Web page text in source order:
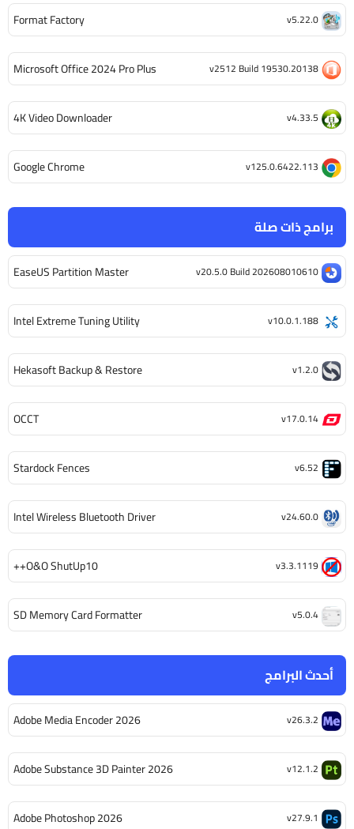
أحدث البرامج
Adobe Media Encoder 2026 v26.3.2
Adobe Substance 3D Painter 2026 v12.1.2
Adobe Photoshop 2026 v27.9.1
برامج ذات صلة
EaseUS Partition Master v20.5.0 Build 202608010610
Intel Extreme Tuning Utility v10.0.1.188
Hekasoft Backup & Restore v1.2.0
OCCT v17.0.14
Stardock Fences v6.52
Intel Wireless Bluetooth Driver v24.60.0
O&O ShutUp10++ v3.3.1119
SD Memory Card Formatter v5.0.4
Format Factory v5.22.0
Microsoft Office 2024 Pro Plus v2512 Build 19530.20138
4K Video Downloader v4.33.5
Google Chrome v125.0.6422.113